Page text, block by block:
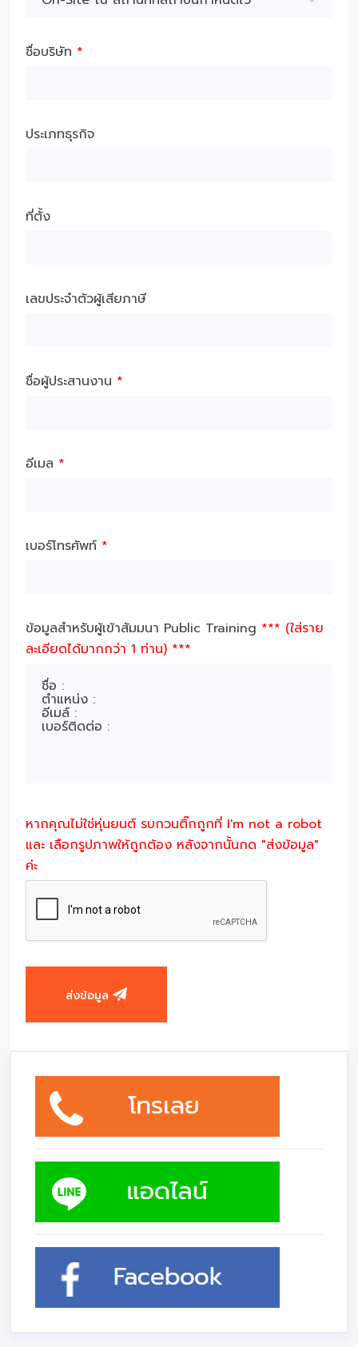
ชื่อบริษัท *
ประเภทธุรกิจ
ที่ตั้ง
เลขประจำตัวผู้เสียภาษี
ชื่อผู้ประสานงาน *
อีเมล *
เบอร์โทรศัพท์ *
ข้อมูลสำหรับผู้เข้าสัมมนา Public Training *** (ใส่ราย
ละเอียดได้มากกว่า 1 ท่าน) ***
หากคุณไม่ใช่หุ่นยนต์ รบกวนติ๊กถูกที่ I'm not a robot
และ เลือกรูปภาพให้ถูกต้อง หลังจากนั้นกด "ส่งข้อมูล"
ค่ะ
ส่งข้อมูล